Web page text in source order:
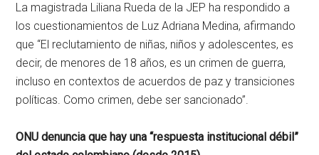
La magistrada Liliana Rueda de la JEP ha respondido a
los cuestionamientos de Luz Adriana Medina, afirmando
que “El reclutamiento de niñas, niños y adolescentes, es
decir, de menores de 18 años, es un crimen de guerra,
incluso en contextos de acuerdos de paz y transiciones
políticas. Como crimen, debe ser sancionado”.
ONU denuncia que hay una “respuesta institucional débil”